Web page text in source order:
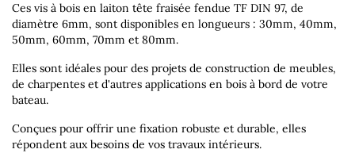
Ces vis à bois en laiton tête fraisée fendue TF DIN 97, de
diamètre 6mm, sont disponibles en longueurs : 30mm, 40mm,
50mm, 60mm, 70mm et 80mm.
Elles sont idéales pour des projets de construction de meubles,
de charpentes et d'autres applications en bois à bord de votre
bateau.
Conçues pour offrir une fixation robuste et durable, elles
répondent aux besoins de vos travaux intérieurs.